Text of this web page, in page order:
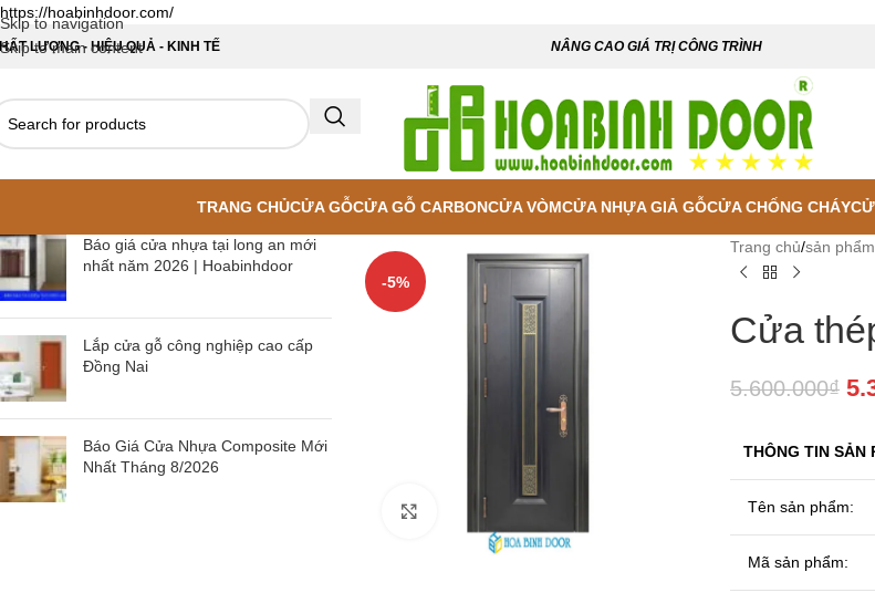
https://hoabinhdoor.com/
Skip to navigation
Skip to main content
LƯỢNG - HIỆU QUẢ - KINH TẾ NÂNG CAO GIÁ TRỊ CÔNG TRÌNH
TRANG CHỦCỬA GỖCỬA GỖ CARBONCỬA VÒMCỬA NHỰA GIẢ GỖCỬA CHỐNG CHÁY
Báo giá cửa nhựa tại long an mới
nhất năm 2026 | Hoabinhdoor
Lắp cửa gỗ công nghiệp cao cấp
Đồng Nai
Báo Giá Cửa Nhựa Composite Mới
Nhất Tháng 8/2026
-5%
Trang chủ/sản phẩm
Cửa
5.600.000₫
THÔNG TIN SẢN
Tên sản phẩm:
Mã sản phẩm: